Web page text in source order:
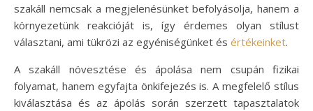
szakáll nemcsak a megjelenésünket befolyásolja, hanem a
környezetünk reakcióját is, így érdemes olyan stílust
választani, ami tükrözi az egyéniségünket és értékeinket.
A szakáll növesztése és ápolása nem csupán fizikai
folyamat, hanem egyfajta önkifejezés is. A megfelelő stílus
kiválasztása és az ápolás során szerzett tapasztalatok